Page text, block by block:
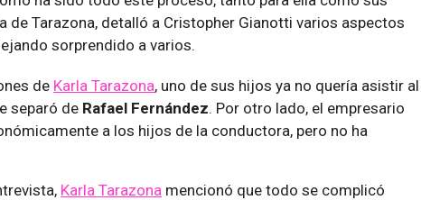
de Tarazona, detalló a Cristopher Gianotti varios aspectos
sorprendido a varios.
de Karla Tarazona, uno de sus hijos ya no quería asistir al
separó de Rafael Fernández. Por otro lado, el empresario
a los hijos de la conductora, pero no ha
Karla Tarazona mencionó que todo se complicó